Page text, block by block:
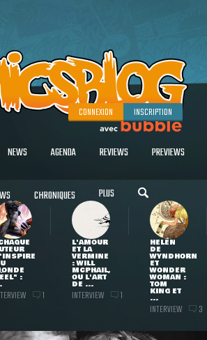
CONNEXION INSCRIPTION
NEWS AGENDA REVIEWS PREVIEWS
CHRONIQUES PLUS
:
1
L'AMOUR
ET LA
VERMINE
: WILL
MCPHAIL,
OU L'ART
DE ...
INTERVIEW 1
HELEN
DE
WYNDHORN
ET
WONDER
WOMAN :
TOM
KING ET
...
INTERVIEW 3